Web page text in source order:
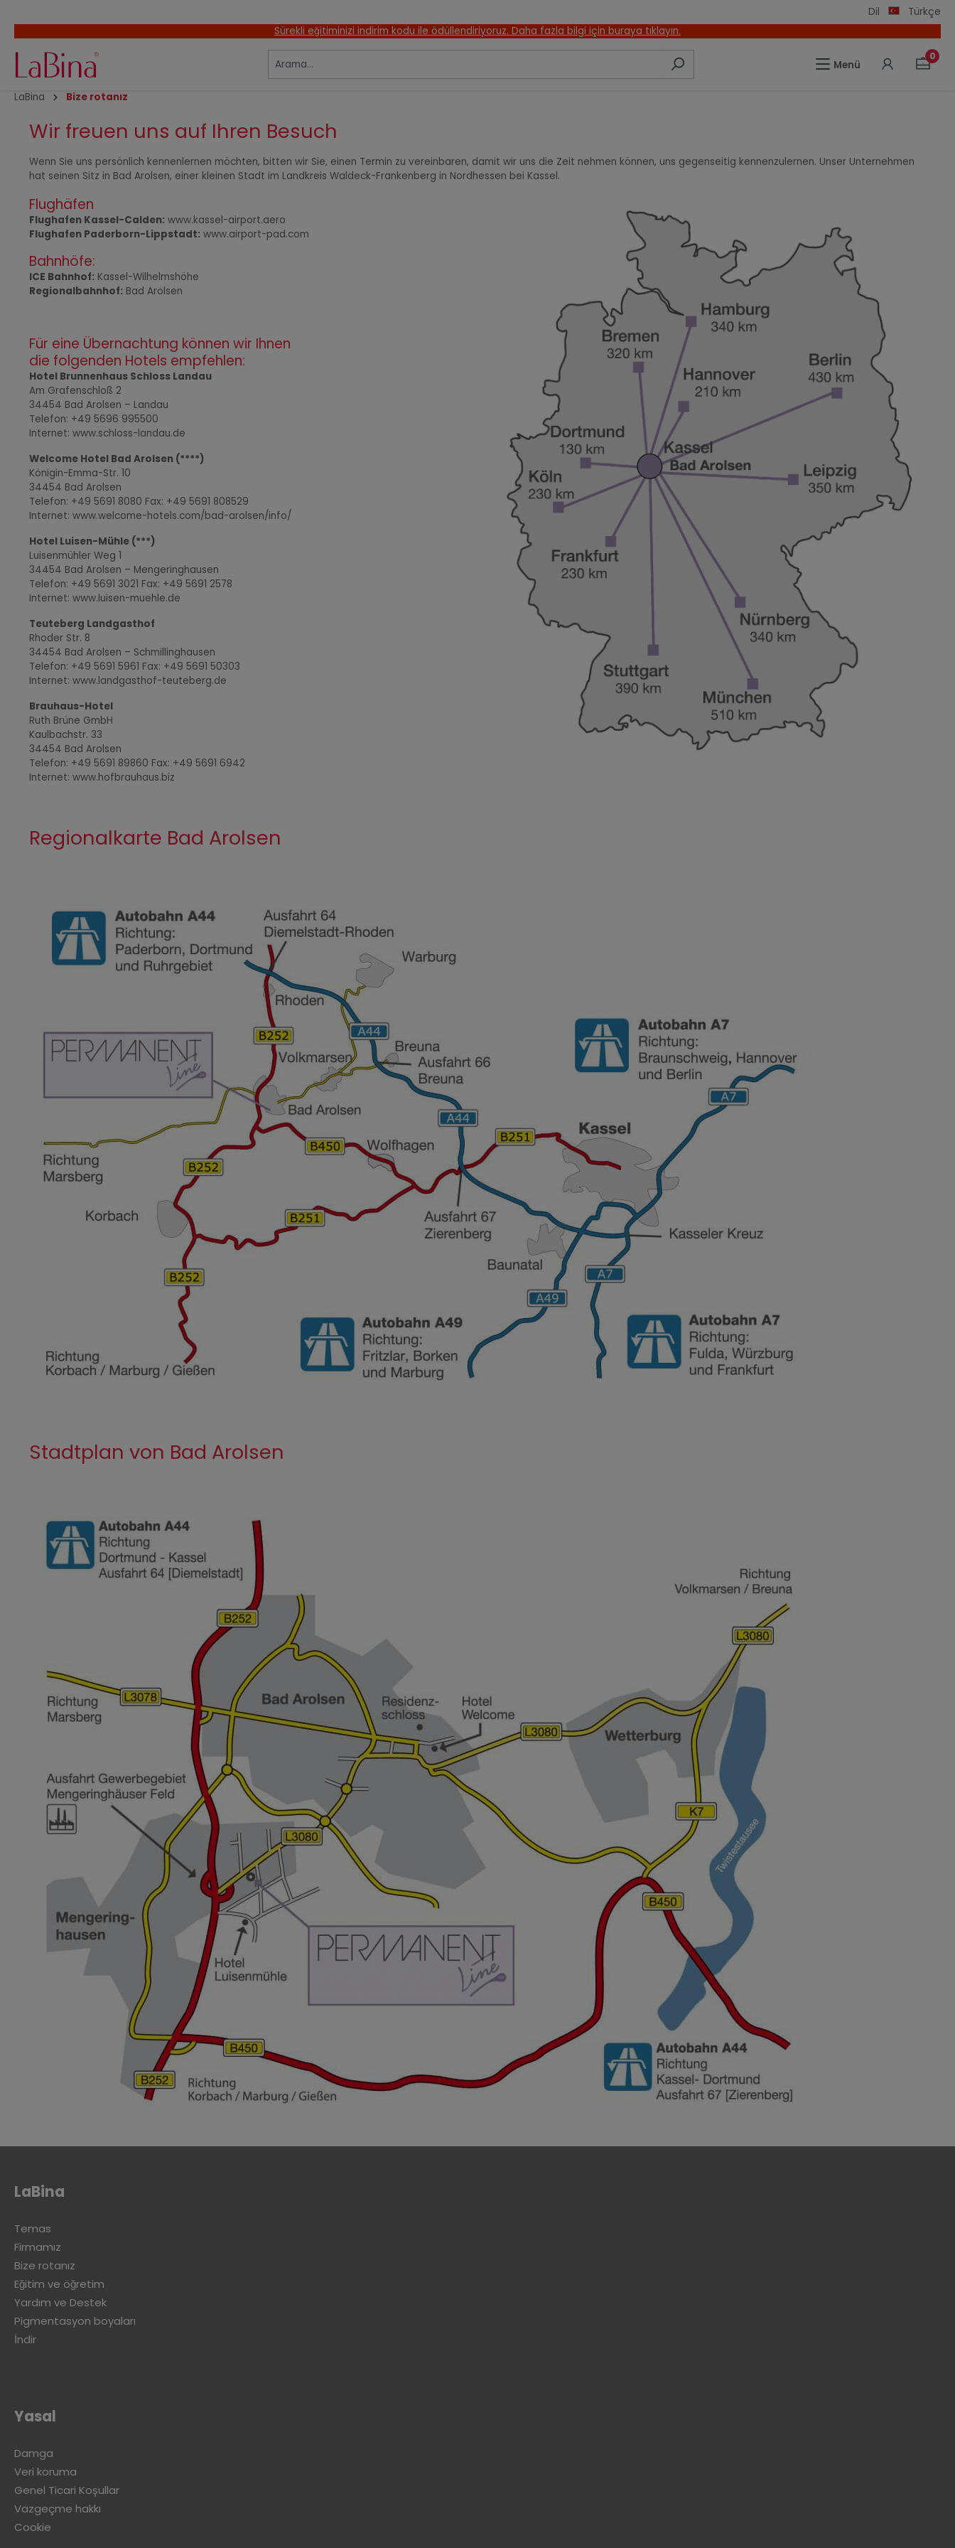
Dil
Türkçe
Sürekli eğitiminizi indirim kodu ile ödüllendiriyoruz. Daha fazla bilgi için buraya tıklayın.
Menü
0
LaBina Bize rotanız
Wir freuen uns auf Ihren Besuch
Wenn Sie uns persönlich kennenlernen möchten, bitten wir Sie, einen Termin zu vereinbaren, damit wir uns die Zeit nehmen können, uns gegenseitig kennenzulernen. Unser Unternehmen
hat seinen Sitz in Bad Arolsen, einer kleinen Stadt im Landkreis Waldeck-Frankenberg in Nordhessen bei Kassel.
Flughäfen
Flughafen Kassel-Calden: www.kassel-airport.aero
Flughafen Paderborn-Lippstadt: www.airport-pad.com
Bahnhöfe:
ICE Bahnhof: Kassel-Wilhelmshöhe
Regionalbahnhof: Bad Arolsen
Für eine Übernachtung können wir Ihnen
die folgenden Hotels empfehlen:
Hotel Brunnenhaus Schloss Landau
Am Grafenschloß 2
34454 Bad Arolsen – Landau
Telefon: +49 5696 995500
Internet: www.schloss-landau.de
Welcome Hotel Bad Arolsen (****)
Königin-Emma-Str. 10
34454 Bad Arolsen
Telefon: +49 5691 8080 Fax: +49 5691 808529
Internet: www.welcome-hotels.com/bad-arolsen/info/
Hotel Luisen-Mühle (***)
Luisenmühler Weg 1
34454 Bad Arolsen – Mengeringhausen
Telefon: +49 5691 3021 Fax: +49 5691 2578
Internet: www.luisen-muehle.de
Teuteberg Landgasthof
Rhoder Str. 8
34454 Bad Arolsen – Schmillinghausen
Telefon: +49 5691 5961 Fax: +49 5691 50303
Internet: www.landgasthof-teuteberg.de
Brauhaus-Hotel
Ruth Brüne GmbH
Kaulbachstr. 33
34454 Bad Arolsen
Telefon: +49 5691 89860 Fax: +49 5691 6942
Internet: www.hofbrauhaus.biz
Regionalkarte Bad Arolsen
Stadtplan von Bad Arolsen
LaBina
Temas
Firmamız
Bize rotanız
Eğitim ve öğretim
Yardım ve Destek
Pigmentasyon boyaları
İndir
Yasal
Damga
Veri koruma
Genel Ticari Koşullar
Vazgeçme hakkı
Cookie